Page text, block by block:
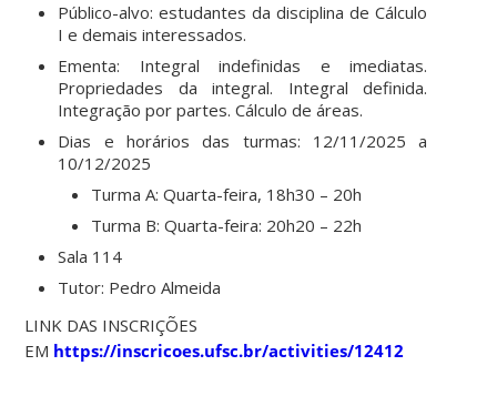
Público-alvo: estudantes da disciplina de Cálculo
I e demais interessados.
Ementa: Integral indefinidas e imediatas.
Propriedades da integral. Integral definida.
Integração por partes. Cálculo de áreas.
Dias e horários das turmas: 12/11/2025 a
10/12/2025
Turma A: Quarta-feira, 18h30 – 20h
Turma B: Quarta-feira: 20h20 – 22h
Sala 114
Tutor: Pedro Almeida
LINK DAS INSCRIÇÕES
EM https://inscricoes.ufsc.br/activities/12412